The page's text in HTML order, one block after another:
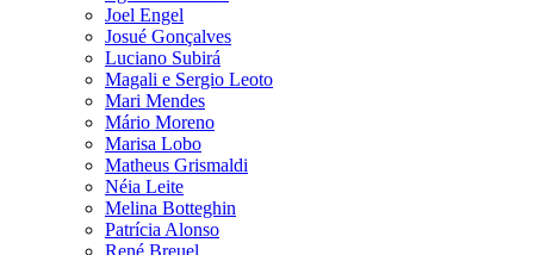
Joel Engel
Josué Gonçalves
Luciano Subirá
Magali e Sergio Leoto
Mari Mendes
Mário Moreno
Marisa Lobo
Matheus Grismaldi
Néia Leite
Melina Botteghin
Patrícia Alonso
René Breuel